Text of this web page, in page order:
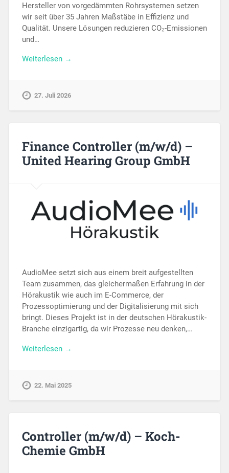
Hersteller von vorgedämmten Rohrsystemen setzen
wir seit über 35 Jahren Maßstäbe in Effizienz und
Qualität. Unsere Lösungen reduzieren CO₂-Emissionen
und…
Weiterlesen →
27. Juli 2026
Finance Controller (m/w/d) –
United Hearing Group GmbH
AudioMee setzt sich aus einem breit aufgestellten
Team zusammen, das gleichermaßen Erfahrung in der
Hörakustik wie auch im E-Commerce, der
Prozessoptimierung und der Digitalisierung mit sich
bringt. Dieses Projekt ist in der deutschen Hörakustik-
Branche einzigartig, da wir Prozesse neu denken,…
Weiterlesen →
22. Mai 2025
Controller (m/w/d) – Koch-
Chemie GmbH